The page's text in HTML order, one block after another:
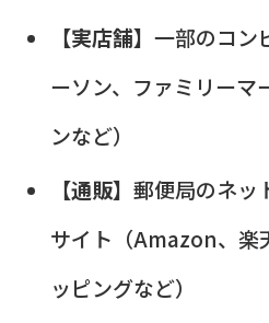
【実店舗】 一部のコン
ーソン、ファミリーマ
ンなど）
【通販】 郵便局のネッ
サイト（Amazon、楽
ッピングなど）